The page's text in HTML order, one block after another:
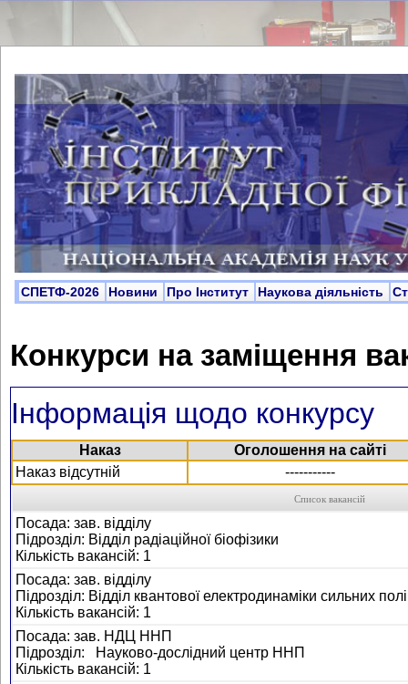
СПЕТФ-2026 Новини Про Інститут Наукова діяльність
Конкурси на заміщення
Інформація щодо конкурсу
Наказ
Оголошення на сайті
Наказ відсутній
-----------
Список вакансій
Посада: зав. відділу
Підрозділ: Відділ радіаційної біофізики
Кількість вакансій: 1
Посада: зав. відділу
Підрозділ: Відділ квантової електродинаміки сильних
Кількість вакансій: 1
Посада: зав. НДЦ ННП
Підрозділ: Науково-дослідний центр ННП
Кількість вакансій: 1